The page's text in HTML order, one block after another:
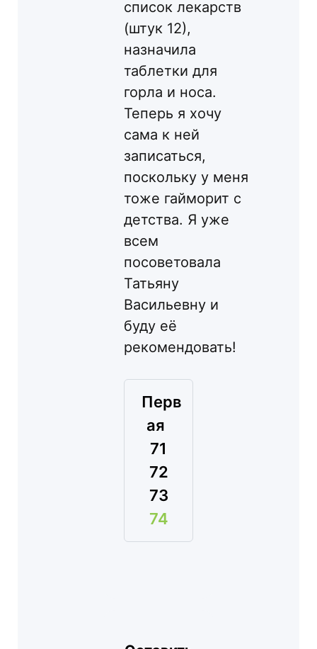
список лекарств
(штук 12),
назначила
таблетки для
горла и носа.
Теперь я хочу
сама к ней
записаться,
поскольку у меня
тоже гайморит с
детства. Я уже
всем
посоветовала
Татьяну
Васильевну и
буду её
рекомендовать!
Перв
ая
71
72
73
74